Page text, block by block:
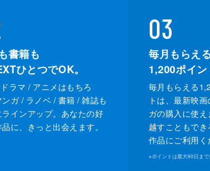
書籍も
ひとつでOK。
ラマ / アニメはもちろ
ガ / ラノベ / 書籍 / 雑誌も
ラインアップ。あなたの好
に、きっと出会えます。
03
毎月もらえ
1,200ポイン
毎月もらえる
トは、最新映
ガの購入に使
越すこともで
作品にご利用く
※ポイントは最大90日まで